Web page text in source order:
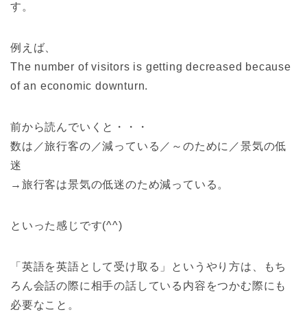
す。
例えば、
The number of visitors is getting decreased because
of an economic downturn.
前から読んでいくと・・・
数は／旅行客の／減っている／～のために／景気の低
迷
→旅行客は景気の低迷のため減っている。
といった感じです(^^)
「英語を英語として受け取る」というやり方は、もち
ろん会話の際に相手の話している内容をつかむ際にも
必要なこと。